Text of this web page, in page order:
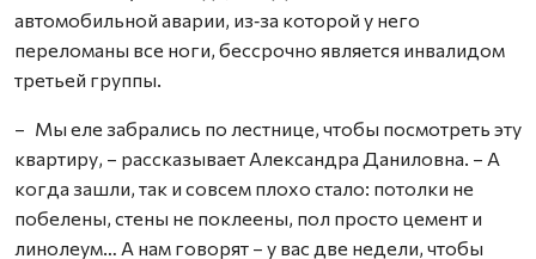
автомобильной аварии, из‑за которой у него
переломаны все ноги, бессрочно является инвалидом
третьей группы.
– Мы еле забрались по лестнице, чтобы посмотреть эту
квартиру, – рассказывает Александра Даниловна. – А
когда зашли, так и совсем плохо стало: потолки не
побелены, стены не поклеены, пол просто цемент и
линолеум… А нам говорят – у вас две недели, чтобы